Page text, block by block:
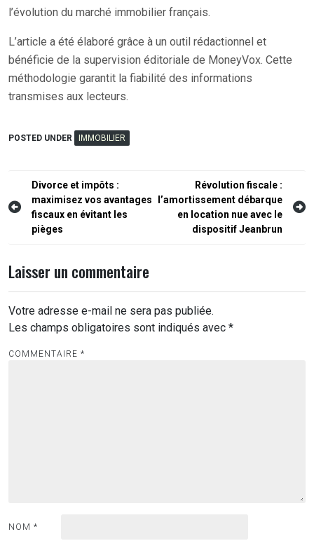
l’évolution du marché immobilier français.
L’article a été élaboré grâce à un outil rédactionnel et
bénéficie de la supervision éditoriale de MoneyVox. Cette
méthodologie garantit la fiabilité des informations
transmises aux lecteurs.
POSTED UNDER IMMOBILIER
Navigation
de
l’article
Divorce et impôts :
maximisez vos avantages
fiscaux en évitant les
pièges
Révolution fiscale :
l’amortissement débarque
en location nue avec le
dispositif Jeanbrun
Laisser un commentaire
Votre adresse e-mail ne sera pas publiée.
Les champs obligatoires sont indiqués avec *
COMMENTAIRE *
NOM *